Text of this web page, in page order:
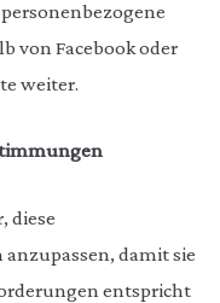
von Facebook oder
weiter.
diese
damit sie
entspricht